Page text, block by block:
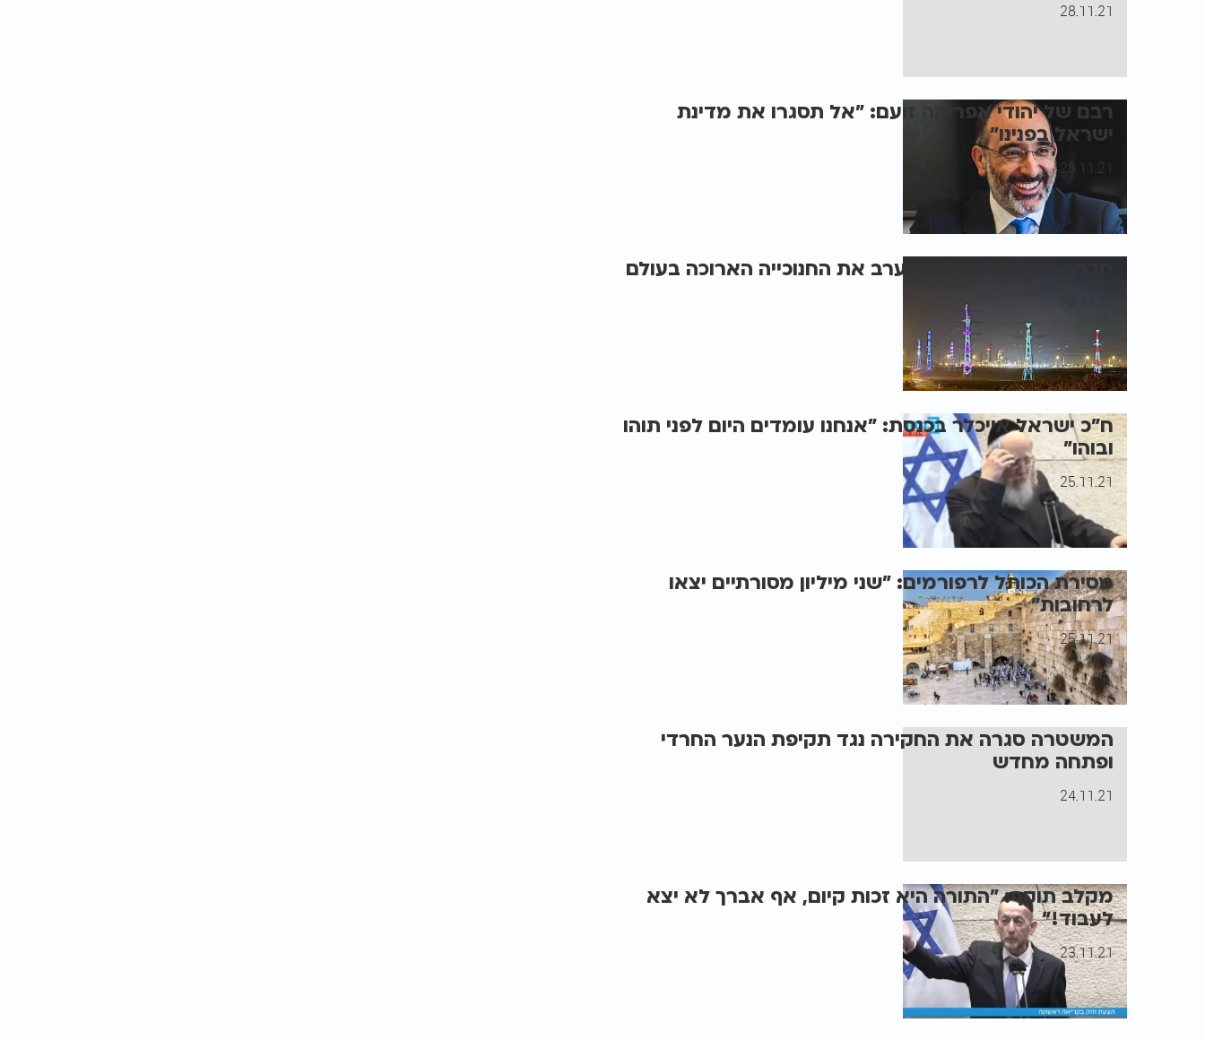
28.11.21
רבם של יהודי אפריקה זועם: "אל תסגרו את מדינת
ישראל בפנינו"
28.11.21
חברת החשמל תדליק הערב את החנוכייה הארוכה בעולם
ח"כ ישראל אייכלר בכנסת: "אנחנו עומדים היום לפני תוהו
ובוהו"
25.11.21
מסירת הכותל לרפורמים: "שני מיליון מסורתיים יצאו
לרחובות"
25.11.21
המשטרה סגרה את החקירה נגד תקיפת הנער החרדי
ופתחה מחדש
24.11.21
מקלב תוקף: "התורה היא זכות קיום, אף אברך לא יצא
לעבוד!"
23.11.21